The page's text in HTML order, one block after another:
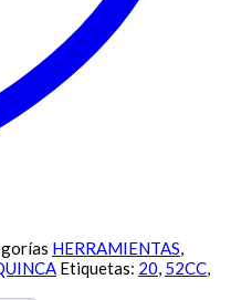
HERRAMIENTAS,
Etiquetas: 20, 52CC,